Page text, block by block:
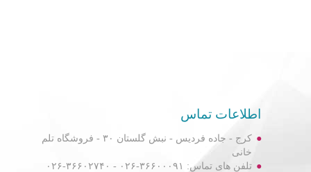
اطلاعات تماس
کرج - جاده فردیس - نبش گلستان ۳۰ - فروشگاه تلم
خانی
تلفن های تماس: ۳۶۶۰۰۰۹۱-۰۲۶ - ۳۶۶۰۲۷۴۰-۰۲۶